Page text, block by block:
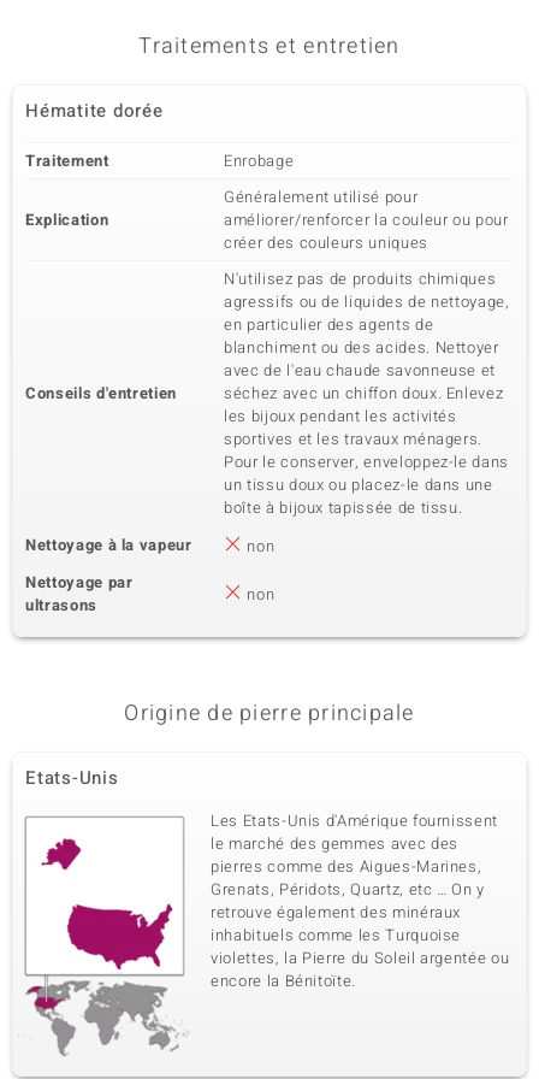
Dénomination exacte Taille
versch. mm
Poids total en carat Taille de la pierre
Perle fantaisie
Dénomination exacte Taille
versch. mm
Perle fantaisie, facettée
Traitements et entretien
Hématite dorée
Traitement Enrobage
Explication
Généralement utilisé pour
améliorer/renforcer la couleur ou pour
créer des couleurs uniques
Conseils d'entretien
N'utilisez pas de produits chimiques
agressifs ou de liquides de nettoyage,
en particulier des agents de
blanchiment ou des acides. Nettoyer
avec de l'eau chaude savonneuse et
séchez avec un chiffon doux. Enlevez
les bijoux pendant les activités
sportives et les travaux ménagers.
Pour le conserver, enveloppez-le dans
un tissu doux ou placez-le dans une
boîte à bijoux tapissée de tissu.
Nettoyage à la vapeur
non
Nettoyage par
ultrasons
non
Origine de pierre principale
Etats-Unis
Les Etats-Unis d'Amérique fournissent
le marché des gemmes avec des
pierres comme des Aigues-Marines,
Grenats, Péridots, Quartz, etc … On y
retrouve également des minéraux
inhabituels comme les Turquoise
violettes, la Pierre du Soleil argentée ou
encore la Bénitoïte.